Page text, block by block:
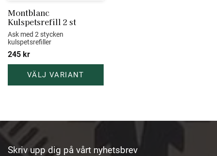
Montblanc
Kulspetsrefill 2 st
Ask med 2 stycken
kulspetsrefiller
245 kr
Skriv upp dig på vårt nyhetsbrev